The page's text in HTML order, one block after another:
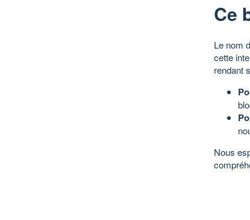
Ce
Le nom
cette
rendant
Nous